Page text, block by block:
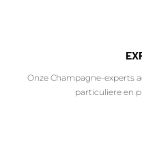
Onze Champagne-experts
particuliere en